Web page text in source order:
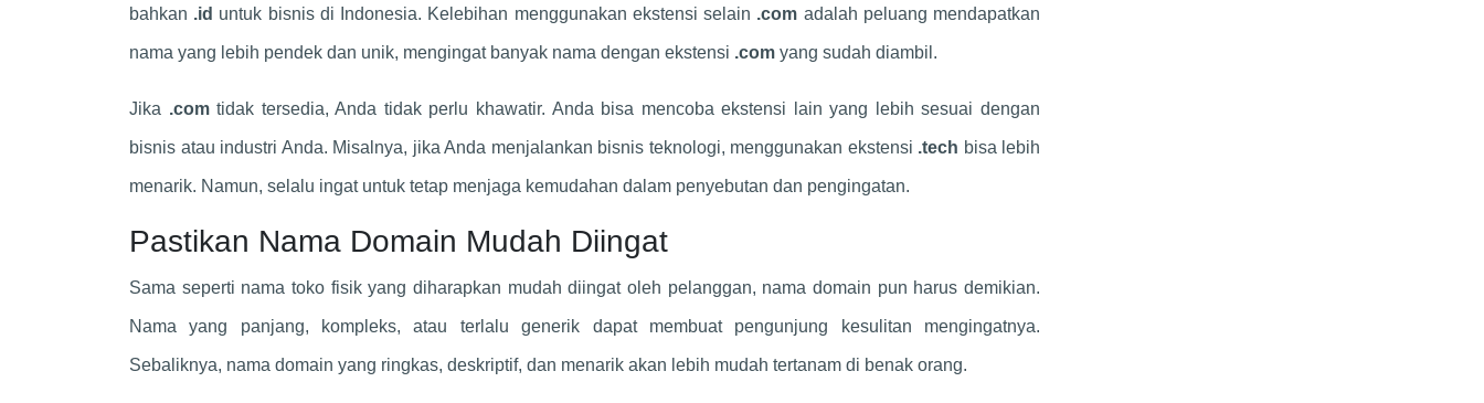
bahkan .id untuk bisnis di Indonesia. Kelebihan menggunakan ekstensi selain .com adalah peluang mendapatkan
nama yang lebih pendek dan unik, mengingat banyak nama dengan ekstensi .com yang sudah diambil.
Jika .comtidak tersedia, Anda tidak perlu khawatir. Anda bisa mencoba ekstensi lain yang lebih sesuai dengan
bisnis atau industri Anda. Misalnya, jika Anda menjalankan bisnis teknologi, menggunakan ekstensi .tech bisa lebih
menarik. Namun, selalu ingat untuk tetap menjaga kemudahan dalam penyebutan dan pengingatan.
Pastikan Nama Domain Mudah Diingat
Sama seperti nama toko fisik yang diharapkan mudah diingat oleh pelanggan, nama domain pun harus demikian.
Nama yang panjang, kompleks, atau terlalu generik dapat membuat pengunjung kesulitan mengingatnya.
Sebaliknya, nama domain yang ringkas, deskriptif, dan menarik akan lebih mudah tertanam di benak orang.